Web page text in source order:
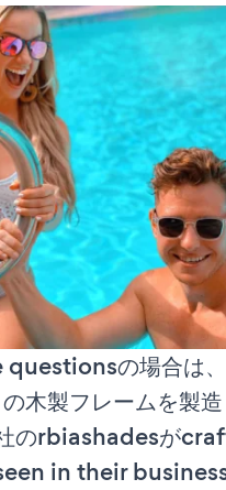
questionsの場合は
木製フレームを製
のrbiashadesが
in their business